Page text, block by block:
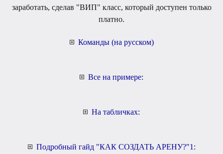
заработать, сделав "ВИП" класс, который доступен только
платно.
Команды (на русском)
Все на примере:
На табличках:
Подробный гайд "КАК СОЗДАТЬ АРЕНУ?"1: